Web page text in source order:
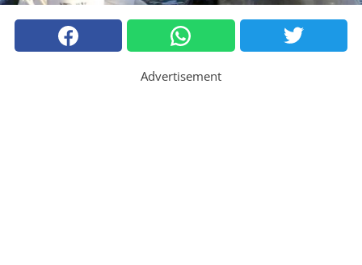
Advertisement